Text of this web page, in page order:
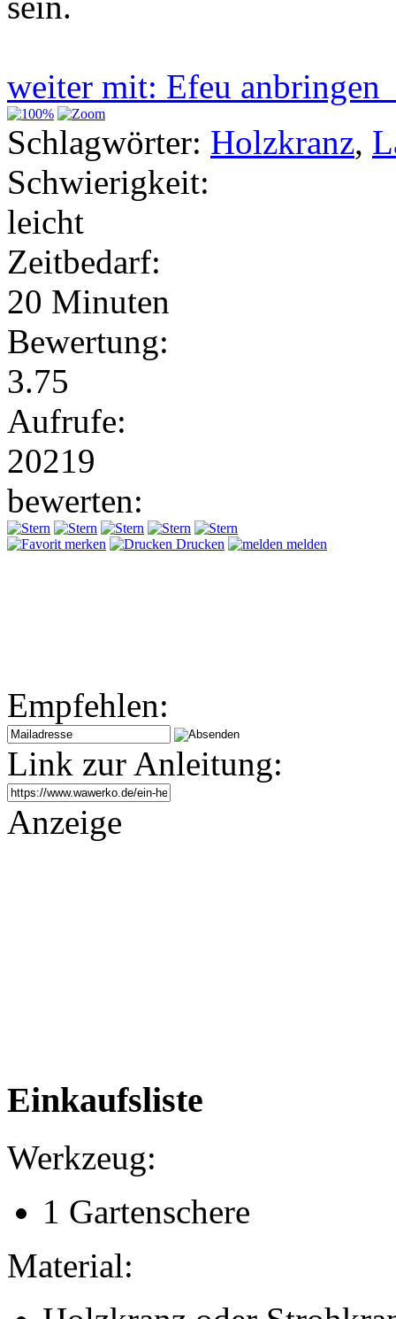
weiter mit: Efeu
Schlagwörter: Holzkranz,
Schwierigkeit:
leicht
Zeitbedarf:
20 Minuten
Bewertung:
3.75
Aufrufe:
20219
bewerten:
merken Drucken melden
Empfehlen:
Link zur Anleitung:
Anzeige
Einkaufsliste
Werkzeug:
1 Gartenschere
Material: